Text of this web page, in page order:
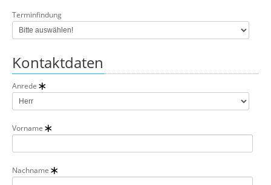
Terminfindung
Kontaktdaten
Anrede
Vorname
Nachname